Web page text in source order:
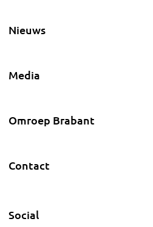
Nieuws
Media
Omroep Brabant
Contact
Social